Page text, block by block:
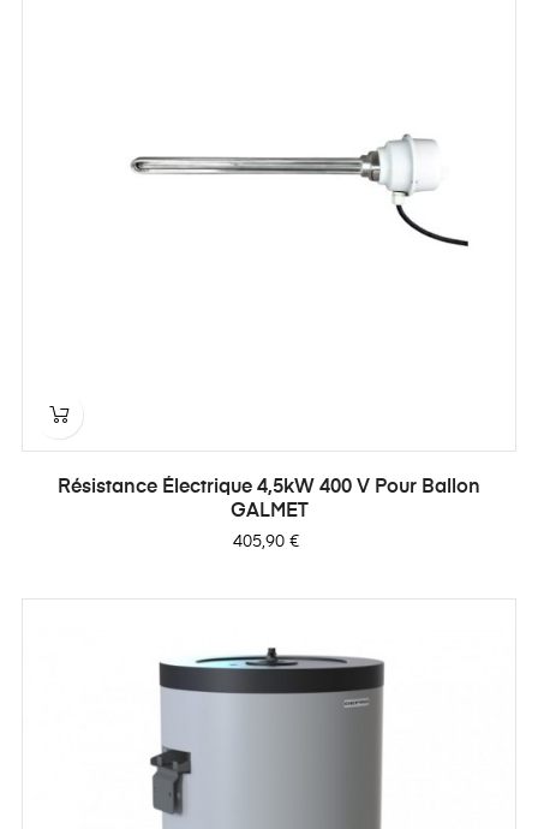
Résistance Électrique 4,5kW 400 V Pour Ballon
GALMET
Prix
405,90 €